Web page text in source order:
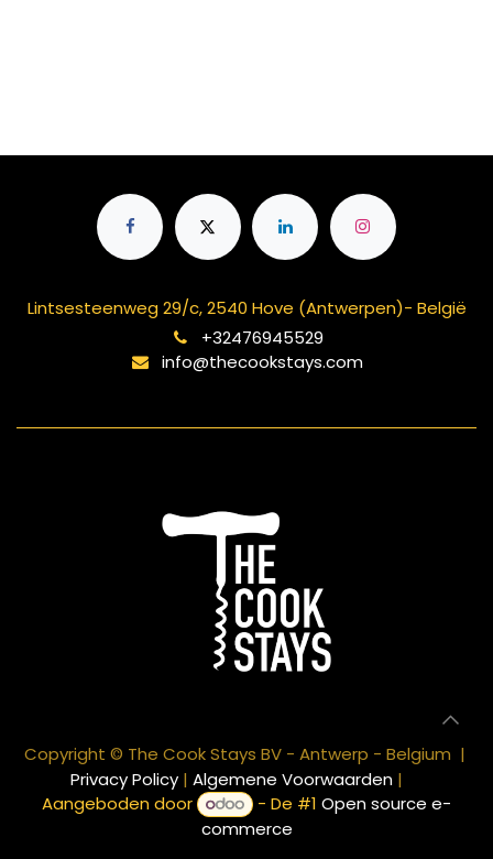
Lintsesteenweg 29/c, 2540 Hove (Antwerpen)- België
+32476945529
info@thecookstays.com
Copyright © The Cook Stays BV - Antwerp - Belgium |
Privacy Policy | Algemene Voorwaarden |
Aangeboden door
- De #1Open source e-
commerce